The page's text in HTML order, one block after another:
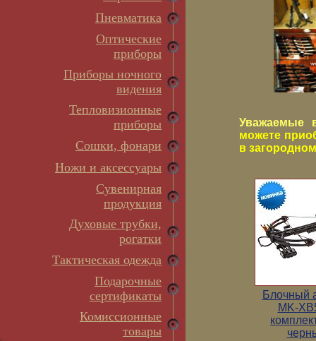
Пневматика
Оптические
приборы
Приборы ночного
видения
Тепловизионные
приборы
Сошки, фонари
Ножи и аксессуары
Сувенирная
продукция
Духовые трубки,
рогатки
Тактическая одежда
Подарочные
сертификаты
Комиссионные
товары
Уважаемые
можете
в
Блочный
MK-